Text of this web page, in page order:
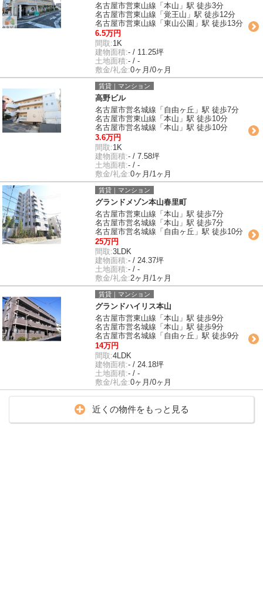
名古屋市営東山線「本山」駅 徒歩3分
名古屋市営東山線「覚王山」駅 徒歩12分
名古屋市営東山線「東山公園」駅 徒歩13分
6.5万円
間取:1K
建物面積:- / 11.25坪
土地面積:- / -
敷金/礼金:0ヶ月/0ヶ月
賃貸｜マンション
高野ビル
名古屋市営名城線「自由ヶ丘」駅 徒歩7分
名古屋市営東山線「本山」駅 徒歩10分
名古屋市営名城線「本山」駅 徒歩10分
3.6万円
間取:1K
建物面積:- / 7.58坪
土地面積:- / -
敷金/礼金:0ヶ月/1ヶ月
賃貸｜マンション
グランドメゾン本山春里町
名古屋市営東山線「本山」駅 徒歩7分
名古屋市営名城線「本山」駅 徒歩7分
名古屋市営名城線「自由ヶ丘」駅 徒歩10分
25万円
間取:3LDK
建物面積:- / 24.37坪
土地面積:- / -
敷金/礼金:2ヶ月/1ヶ月
賃貸｜マンション
グランドハイリス本山
名古屋市営東山線「本山」駅 徒歩9分
名古屋市営名城線「本山」駅 徒歩9分
名古屋市営名城線「自由ヶ丘」駅 徒歩9分
14万円
間取:4LDK
建物面積:- / 24.18坪
土地面積:- / -
敷金/礼金:0ヶ月/0ヶ月
近くの物件をもっと見る